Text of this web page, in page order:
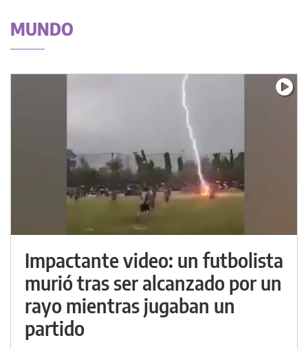
MUNDO
Impactante video: un futbolista
murió tras ser alcanzado por un
rayo mientras jugaban un
partido